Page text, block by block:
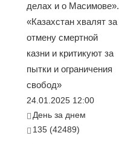
делах и о Масимове».
«Казахстан хвалят за
отмену смертной
казни и критикуют за
пытки и ограничения
свобод»
24.01.2025 12:00
День за днем
135 (42489)